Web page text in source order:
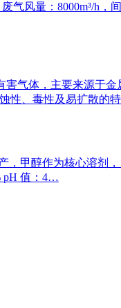
气风量：8000m³/h
气体，主要来源于
性、毒性及易扩散的
甲醇作为核心溶剂
pH 值：4…